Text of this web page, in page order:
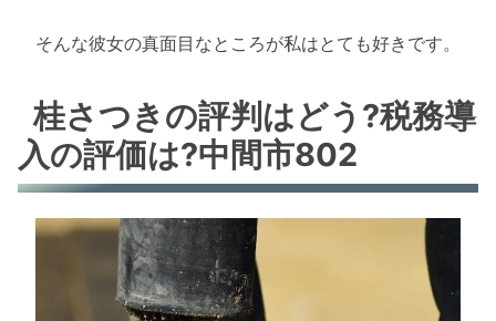
そんな彼女の真面目なところが私はとても好きです。
桂さつきの評判はどう?税務導
入の評価は?中間市802